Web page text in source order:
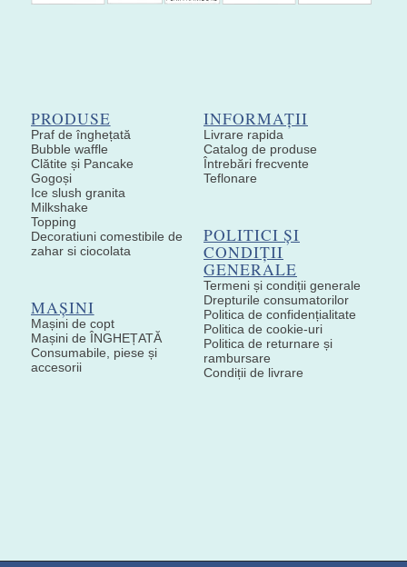
PRODUSE
Praf de înghețată
Bubble waffle
Clătite și Pancake
Gogoși
Ice slush granita
Milkshake
Topping
Decoratiuni comestibile de
zahar si ciocolata
MAȘINI
Mașini de copt
Mașini de ÎNGHEȚATĂ
Consumabile, piese și
accesorii
INFORMAȚII
Livrare rapida
Catalog de produse
Întrebări frecvente
Teflonare
POLITICI ȘI
CONDIȚII
GENERALE
Termeni și condiții generale
Drepturile consumatorilor
Politica de confidențialitate
Politica de cookie-uri
Politica de returnare și
rambursare
Condiții de livrare